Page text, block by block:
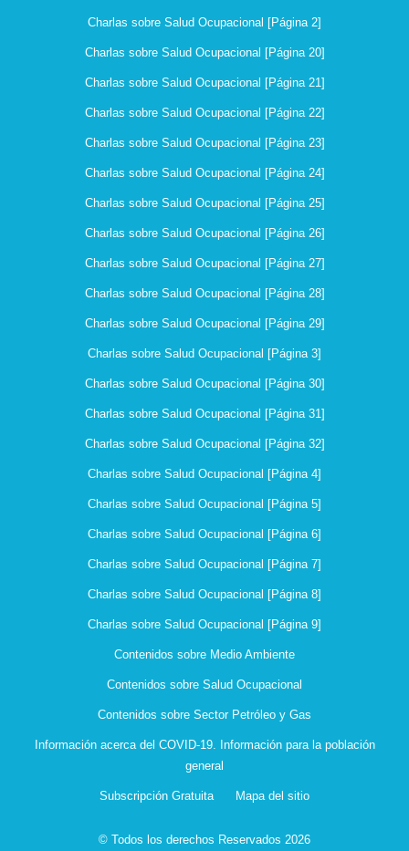
Charlas sobre Salud Ocupacional [Página 2]
Charlas sobre Salud Ocupacional [Página 20]
Charlas sobre Salud Ocupacional [Página 21]
Charlas sobre Salud Ocupacional [Página 22]
Charlas sobre Salud Ocupacional [Página 23]
Charlas sobre Salud Ocupacional [Página 24]
Charlas sobre Salud Ocupacional [Página 25]
Charlas sobre Salud Ocupacional [Página 26]
Charlas sobre Salud Ocupacional [Página 27]
Charlas sobre Salud Ocupacional [Página 28]
Charlas sobre Salud Ocupacional [Página 29]
Charlas sobre Salud Ocupacional [Página 3]
Charlas sobre Salud Ocupacional [Página 30]
Charlas sobre Salud Ocupacional [Página 31]
Charlas sobre Salud Ocupacional [Página 32]
Charlas sobre Salud Ocupacional [Página 4]
Charlas sobre Salud Ocupacional [Página 5]
Charlas sobre Salud Ocupacional [Página 6]
Charlas sobre Salud Ocupacional [Página 7]
Charlas sobre Salud Ocupacional [Página 8]
Charlas sobre Salud Ocupacional [Página 9]
Contenidos sobre Medio Ambiente
Contenidos sobre Salud Ocupacional
Contenidos sobre Sector Petróleo y Gas
Información acerca del COVID-19. Información para la población
general
Subscripción Gratuita Mapa del sitio
© Todos los derechos Reservados 2026